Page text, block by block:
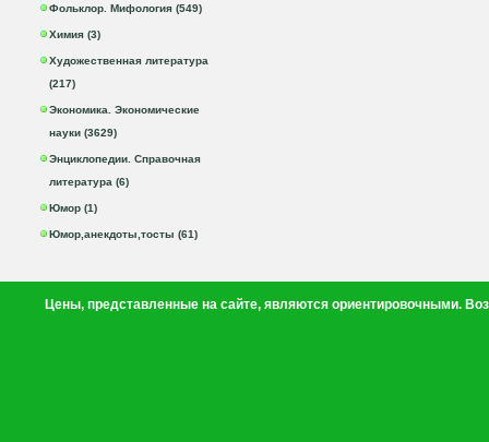
Фольклор. Мифология (549)
Химия (3)
Художественная литература
(217)
Экономика. Экономические
науки (3629)
Энциклопедии. Справочная
литература (6)
Юмор (1)
Юмор,анекдоты,тосты (61)
Цены, представленные на сайте, являются ориентировочными.